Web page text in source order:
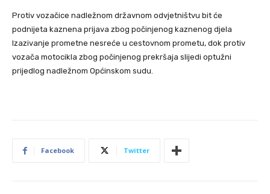
Protiv vozačice nadležnom državnom odvjetništvu bit će
podnijeta kaznena prijava zbog počinjenog kaznenog djela
Izazivanje prometne nesreće u cestovnom prometu, dok protiv
vozača motocikla zbog počinjenog prekršaja slijedi optužni
prijedlog nadležnom Općinskom sudu.
Facebook Twitter